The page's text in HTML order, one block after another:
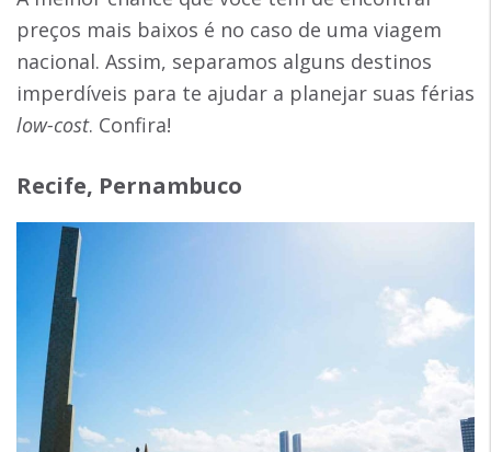
preços mais baixos é no caso de uma viagem
nacional. Assim, separamos alguns destinos
imperdíveis para te ajudar a planejar suas férias
low-cost. Confira!
Recife, Pernambuco